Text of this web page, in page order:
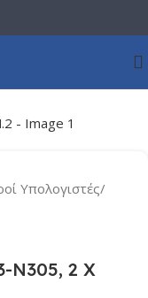
Υπολογιστές
N305, 2 X